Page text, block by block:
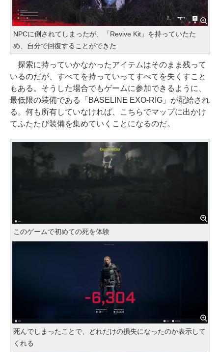
NPCに倒されてしまったが、「Revive Kit」を持っていたた
め、自分で回復することができた
探索に持っていかなかったアイテムはそのまま残って
いるのだが、すべてを持っていってすべてを失くすこと
もある。そうした場合でもゲームに参加できるように、
最低限の装備である「BASELINE EXO-RIG」が配給され
る。何も所有していなければ、こちらでマップに出かけ
てふたたび装備を集めていくことになるのだ。
このゲームで初めての死を体験
死んでしまったことで、どれだけの損失になったのか表示して
くれる